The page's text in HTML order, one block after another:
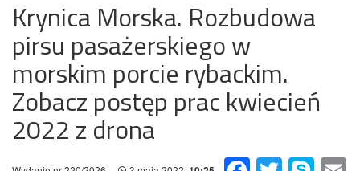
Krynica Morska. Rozbudowa
pirsu pasażerskiego w
morskim porcie rybackim.
Zobacz postęp prac kwiecień
2022 z drona
FacebookTwitter Skype